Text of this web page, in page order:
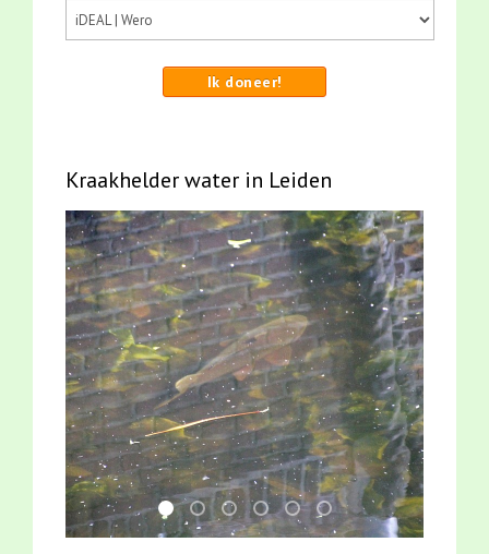
Ik doneer!
Kraakhelder water in Leiden
karper met kattenklimtouw
jun2021 zaklv 5 snoekje MOOI
mei2021 1 snoekje elly
jun2021 28 brasem en
smoelenboek fifi en
mei2021